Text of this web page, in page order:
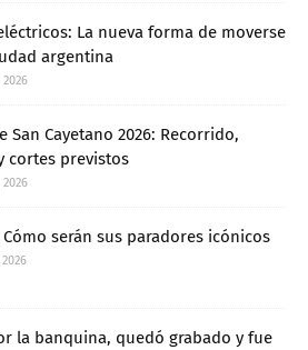
La nueva forma de moverse
argentina
San Cayetano 2026: Recorrido,
cortes previstos
serán sus paradores icónicos
la banquina, quedó grabado y fue